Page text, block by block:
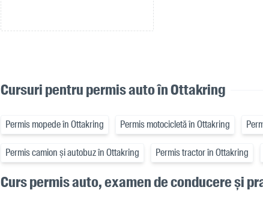
Cursuri pentru permis auto în Ottakring
Permis mopede în Ottakring Permis motocicletă în Ottakring
Permis camion și autobuz în Ottakring Permis tractor în Ottakring
Curs permis auto, examen de conducere și